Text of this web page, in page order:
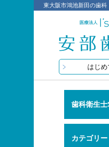
東大阪市鴻池新田の歯
はじ
歯科衛生士
カテゴリー